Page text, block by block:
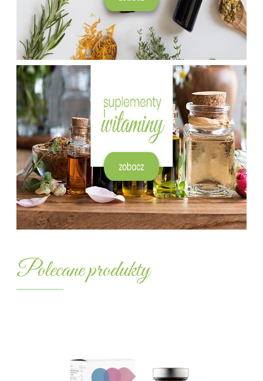
Zielarnia Kaliska – zioła,
Polecane produkty